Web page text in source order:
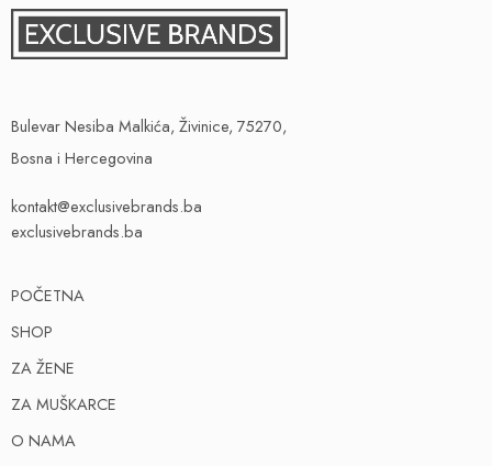
Bulevar Nesiba Malkića, Živinice, 75270,
Bosna i Hercegovina
kontakt@exclusivebrands.ba
exclusivebrands.ba
POČETNA
SHOP
ZA ŽENE
ZA MUŠKARCE
O NAMA